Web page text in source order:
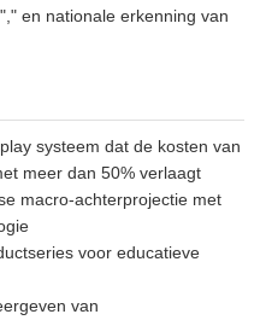
en nationale erkenning van
systeem dat de kosten van
meer dan 50% verlaagt
macro-achterprojectie met
voor educatieve
van